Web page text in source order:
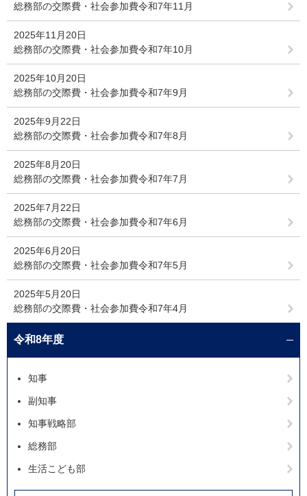
総務部の交際費・社会参加費令和7年11月
2025年11月20日
総務部の交際費・社会参加費令和7年10月
2025年10月20日
総務部の交際費・社会参加費令和7年9月
2025年9月22日
総務部の交際費・社会参加費令和7年8月
2025年8月20日
総務部の交際費・社会参加費令和7年7月
2025年7月22日
総務部の交際費・社会参加費令和7年6月
2025年6月20日
総務部の交際費・社会参加費令和7年5月
2025年5月20日
総務部の交際費・社会参加費令和7年4月
令和8年度
知事
副知事
知事戦略部
総務部
生活こども部